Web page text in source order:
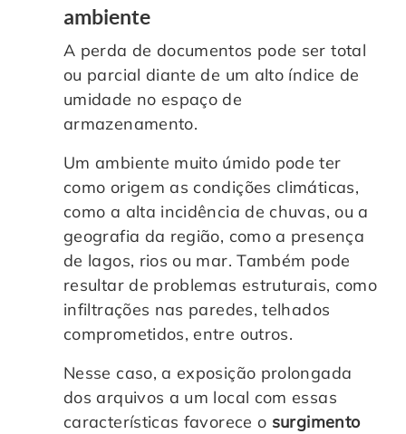
ambiente
A perda de documentos pode ser total
ou parcial diante de um alto índice de
umidade no espaço de
armazenamento.
Um ambiente muito úmido pode ter
como origem as condições climáticas,
como a alta incidência de chuvas, ou a
geografia da região, como a presença
de lagos, rios ou mar. Também pode
resultar de problemas estruturais, como
infiltrações nas paredes, telhados
comprometidos, entre outros.
Nesse caso, a exposição prolongada
dos arquivos a um local com essas
características favorece o surgimento